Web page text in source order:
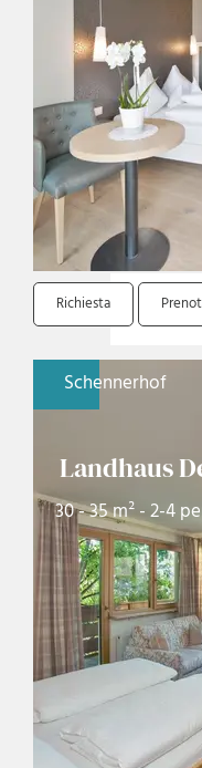
Richiesta
Schennerhof
Landhaus
30 - 35 m² - 2-4